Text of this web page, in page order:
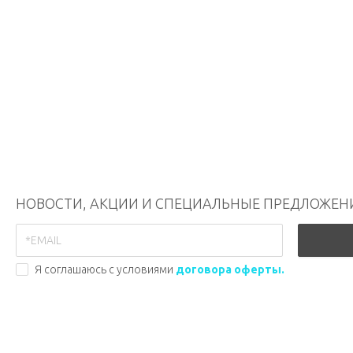
НОВОСТИ, АКЦИИ И СПЕЦИАЛЬНЫЕ
Я соглашаюсь с условиями договора оферты.